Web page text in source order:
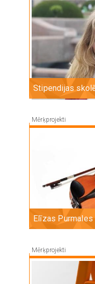
Image
Stipendijas
Elīzas
Mērķprojekti
Mērķprojekti